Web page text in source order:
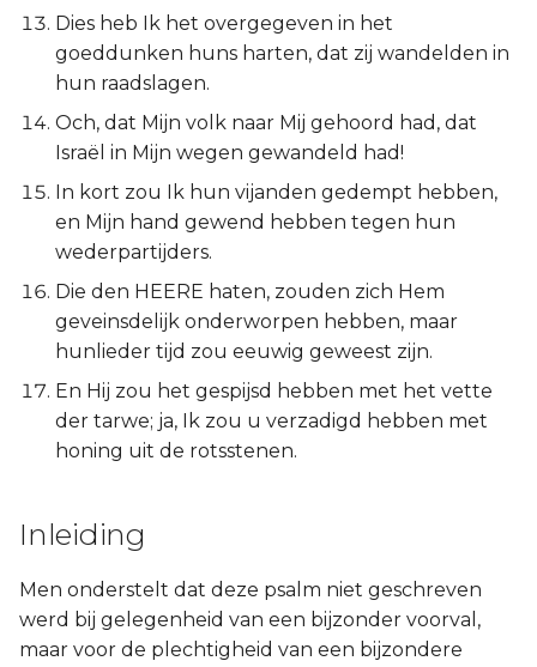
Jakobus
1 Petrus
2 Petrus
1 Johannes
3 Johannes
Judas
Openbaring
Dies heb Ik het overgegeven in het
goeddunken huns harten, dat zij wandelden in
hun raadslagen.
Och, dat Mijn volk naar Mij gehoord had, dat
Israël in Mijn wegen gewandeld had!
In kort zou Ik hun vijanden gedempt hebben,
en Mijn hand gewend hebben tegen hun
wederpartijders.
Die den HEERE haten, zouden zich Hem
geveinsdelijk onderworpen hebben, maar
hunlieder tijd zou eeuwig geweest zijn.
En Hij zou het gespijsd hebben met het vette
der tarwe; ja, Ik zou u verzadigd hebben met
honing uit de rotsstenen.
Inleiding
Men onderstelt dat deze psalm niet geschreven
werd bij gelegenheid van een bijzonder voorval,
maar voor de plechtigheid van een bijzondere